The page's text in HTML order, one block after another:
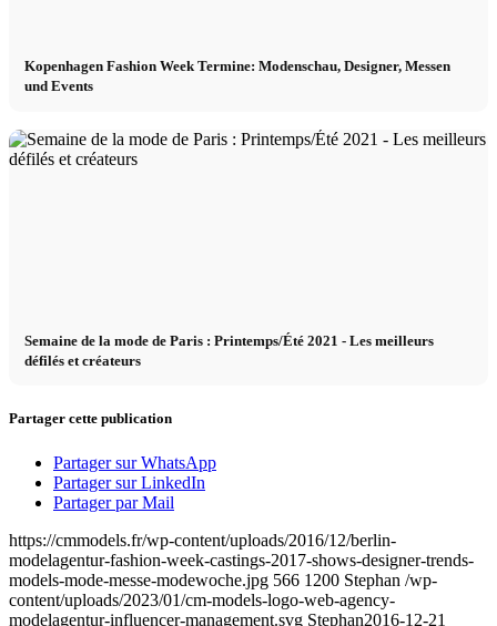
Kopenhagen Fashion Week Termine: Modenschau, Designer, Messen
und Events
Semaine de la mode de Paris : Printemps/Été 2021 - Les meilleurs
défilés et créateurs
Partager cette publication
Partager sur WhatsApp
Partager sur LinkedIn
Partager par Mail
https://cmmodels.fr/wp-content/uploads/2016/12/berlin-
modelagentur-fashion-week-castings-2017-shows-designer-trends-
models-mode-messe-modewoche.jpg 566 1200 Stephan /wp-
content/uploads/2023/01/cm-models-logo-web-agency-
modelagentur-influencer-management.svg Stephan2016-12-21